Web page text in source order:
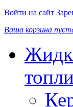
Войти на сайт
Ваша корзина